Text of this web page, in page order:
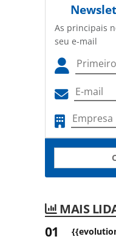
As principais
seu e-mail
MAIS